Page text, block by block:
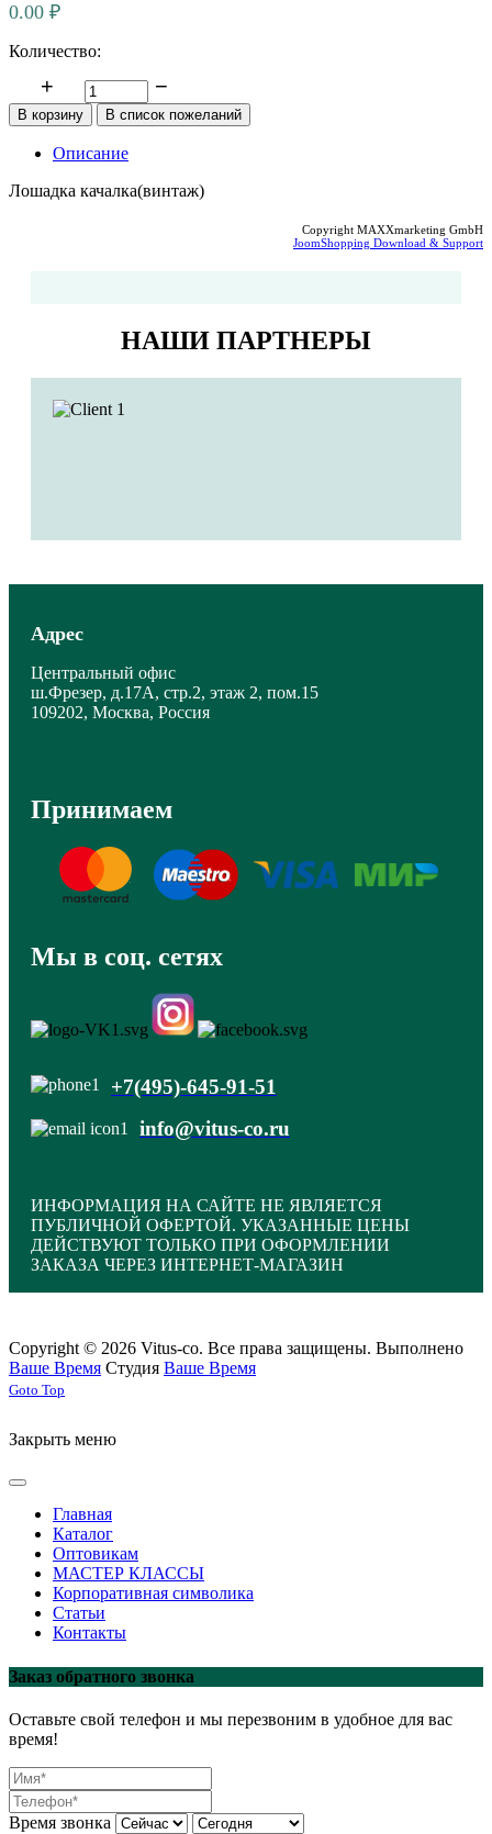
0.00 ₽
Количество:
Описание
Лошадка качалка(винтаж)
Copyright MAXXmarketing GmbH
JoomShopping Download & Support
НАШИ ПАРТНЕРЫ
Адрес
Центральный офис
ш.Фрезер, д.17А, стр.2, этаж 2, пом.15
109202, Москва, Россия
Принимаем
Мы в соц. сетях
+7(495)-645-91-51
info@vitus-co.ru
ИНФОРМАЦИЯ НА САЙТЕ НЕ ЯВЛЯЕТСЯ
ПУБЛИЧНОЙ ОФЕРТОЙ. УКАЗАННЫЕ ЦЕНЫ
ДЕЙСТВУЮТ ТОЛЬКО ПРИ ОФОРМЛЕНИИ
ЗАКАЗА ЧЕРЕЗ ИНТЕРНЕТ-МАГАЗИН
Copyright © 2026 Vitus-co. Все права защищены. Выполнено
Ваше Время Студия Ваше Время
Joomla! 3 Templates
Goto Top
Закрыть меню
Главная
Каталог
Оптовикам
МАСТЕР КЛАССЫ
Корпоративная символика
Статьи
Контакты
Заказ обратного звонка
Оставьте свой телефон и мы перезвоним в удобное для вас
время!
Время звонка